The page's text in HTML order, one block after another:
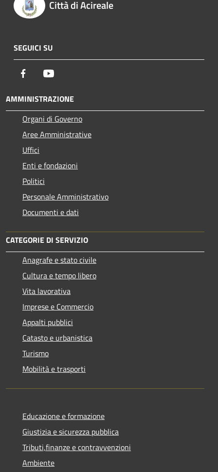
Città di Acireale
SEGUICI SU
Facebook
AMMINISTRAZIONE
Organi di Governo
Aree Amministrative
Uffici
Enti e fondazioni
Politici
Personale Amministrativo
Documenti e dati
CATEGORIE DI SERVIZIO
Anagrafe e stato civile
Cultura e tempo libero
Vita lavorativa
Imprese e Commercio
Appalti pubblici
Catasto e urbanistica
Turismo
Mobilità e trasporti
Educazione e formazione
Giustizia e sicurezza pubblica
Tributi,finanze e contravvenzioni
Ambiente